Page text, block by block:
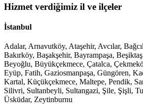
Hizmet verdiğimiz il ve ilçeler
İstanbul
Adalar, Arnavutköy, Ataşehir, Avcılar,
Bakırköy, Başakşehir, Bayrampaşa,
Beyoğlu, Büyükçekmece, Çatalca,
Eyüp, Fatih, Gaziosmanpaşa, Güngören,
Kartal, Küçükçekmece, Maltepe, Pendik,
Silivri, Sultanbeyli, Sultangazi, Şile, Şişli,
Üsküdar, Zeytinburnu